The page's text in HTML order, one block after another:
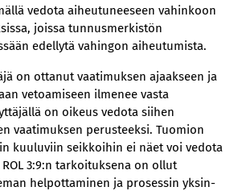
vedota aiheutuneeseen vahinkoon
joissa tunnusmerkistön
edellytä vahingon aiheutumista.
on ottanut vaatimuksen ajaakseen ja
vetoamiseen ilmenee vasta
on oikeus vedota siihen
vaatimuksen perusteeksi. Tuomion
kuuluviin seikkoihin ei näet voi vedota
3:9:n tarkoituksena on ollut
helpottaminen ja prosessin yksin-